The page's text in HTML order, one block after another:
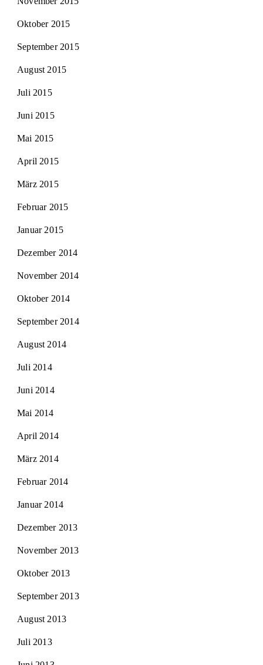
Oktober 2015
September 2015
August 2015
Juli 2015
Juni 2015
Mai 2015
April 2015
März 2015
Februar 2015
Januar 2015
Dezember 2014
November 2014
Oktober 2014
September 2014
August 2014
Juli 2014
Juni 2014
Mai 2014
April 2014
März 2014
Februar 2014
Januar 2014
Dezember 2013
November 2013
Oktober 2013
September 2013
August 2013
Juli 2013